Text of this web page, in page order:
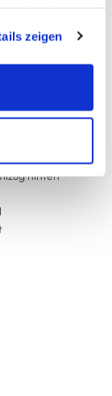
auf jeden
Analyse- oder
wenn Sie das
dazu
in unserem
.
zeigen
hinten